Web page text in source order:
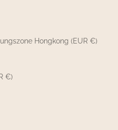
Hongkong (EUR €)
€)